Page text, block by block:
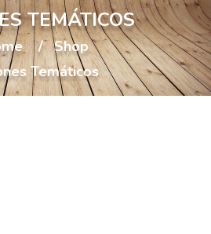
TEMÁTICOS
Shop
Temáticos